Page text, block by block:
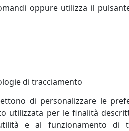
oppure utilizza il
di tracciamento
di personalizzare le
utilizzata per le finalità
e al funzionamento di